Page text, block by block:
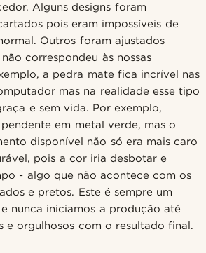
Alguns designs foram
pois eram impossíveis de
Outros foram ajustados
correspondeu às nossas
a pedra mate fica incrível nas
mas na realidade esse tipo
e sem vida. Por exemplo,
em metal verde, mas o
disponível não só era mais caro
pois a cor iria desbotar e
- algo que não acontece com os
e pretos. Este é sempre um
nunca iniciamos a produção até
e orgulhosos com o resultado final.